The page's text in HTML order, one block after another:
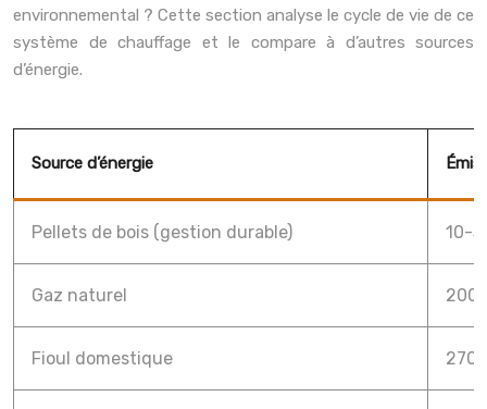
environnemental ? Cette section analyse le cycle de vie de ce
système de chauffage et le compare à d’autres sources
d’énergie.
Source d’énergie
Pellets de bois (gestion durable) 10-
Gaz naturel
Fioul domestique